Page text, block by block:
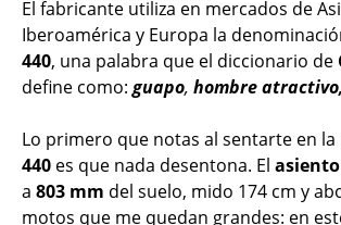
El fabricante utiliza en mercados de
Iberoamérica y Europa la
440, una palabra que el diccionario de
define como: guapo, hombre
Lo primero que notas al sentarte en la
440 es que nada desentona. El asiento
a 803 mm del suelo, mido 174 cm y
motos que me quedan grandes: en